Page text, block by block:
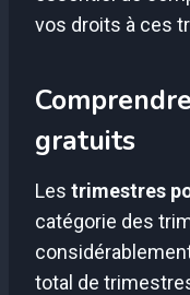
vos droits à ces
gratuits
Les trimestres
catégorie des
total de